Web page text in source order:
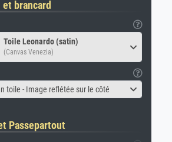
et brancard
Toile Leonardo (satin)
(Canvas Venezia)
toile - Image reflétée sur le côté
Passepartout